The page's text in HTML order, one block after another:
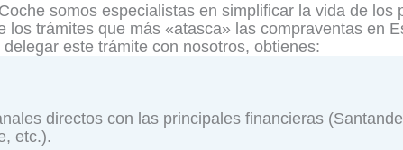
somos especialistas en simplificar la vida de
los trámites que más «atasca» las compraventas en
este trámite con nosotros, obtienes:
directos con las principales financieras
etc.).